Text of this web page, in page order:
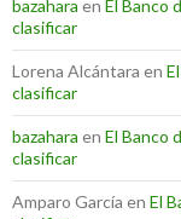
bazahara en El Banco
clasificar
Lorena Alcántara en
clasificar
bazahara en El Banco
clasificar
Amparo García en El